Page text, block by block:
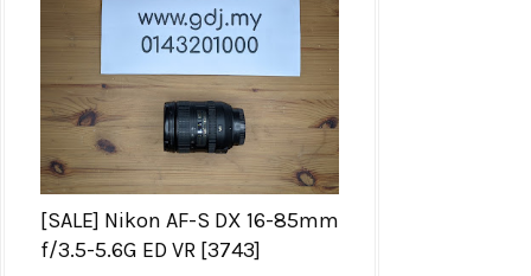
[SALE] Nikon AF-S DX 16-85mm
f/3.5-5.6G ED VR [3743]